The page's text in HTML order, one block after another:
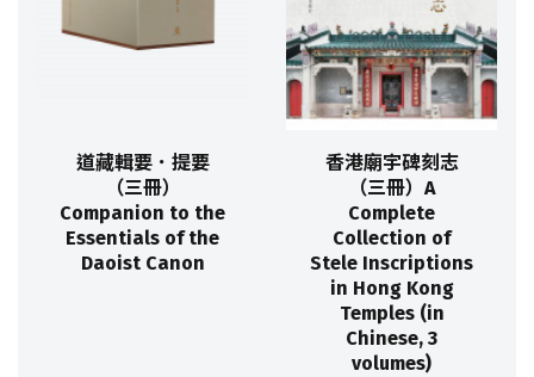
道藏輯要．提要
（三冊）
Companion to the
Essentials of the
Daoist Canon
香港廟宇碑刻志
（三冊）A
Complete
Collection of
Stele Inscriptions
in Hong Kong
Temples (in
Chinese, 3
volumes)